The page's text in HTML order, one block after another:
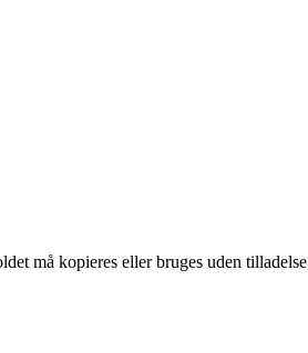
må kopieres eller bruges uden